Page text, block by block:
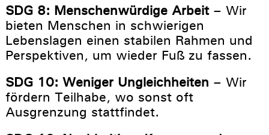
SDG 8: Menschenwürdige Arbeit– Wir
bieten Menschen in schwierigen
Lebenslagen einen stabilen Rahmen und
Perspektiven, um wieder Fuß zu fassen.
SDG 10: Weniger Ungleichheiten – Wir
fördern Teilhabe, wo sonst oft
Ausgrenzung stattfindet.